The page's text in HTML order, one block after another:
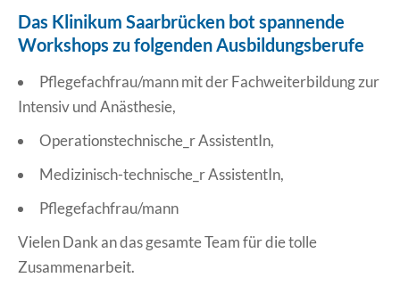
Das Klinikum Saarbrücken bot spannende
Workshops zu folgenden Ausbildungsberufe
Pflegefachfrau/mann mit der Fachweiterbildung zur
Intensiv und Anästhesie,
Operationstechnische_r AssistentIn,
Medizinisch-technische_r AssistentIn,
Pflegefachfrau/mann
Vielen Dank an das gesamte Team für die tolle
Zusammenarbeit.